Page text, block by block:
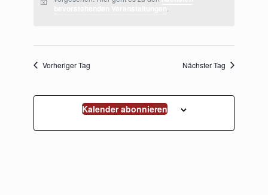
.
Vorheriger Tag Nächster Tag
Kalender abonnieren